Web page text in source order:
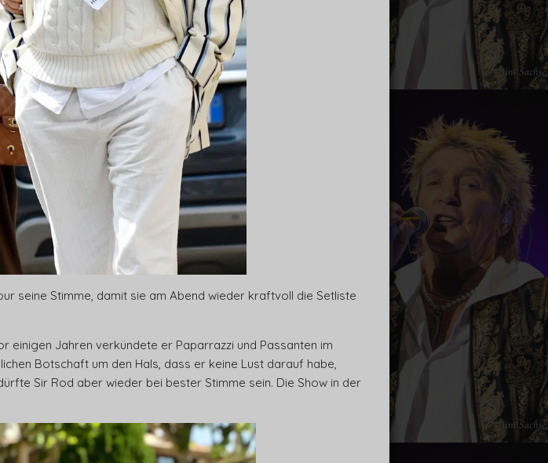
seine Stimme, damit sie am Abend wieder kraftvoll die Setliste
einigen Jahren verkündete er Paparrazzi und Passanten im
Botschaft um den Hals, dass er keine Lust darauf habe,
Sir Rod aber wieder bei bester Stimme sein. Die Show in der